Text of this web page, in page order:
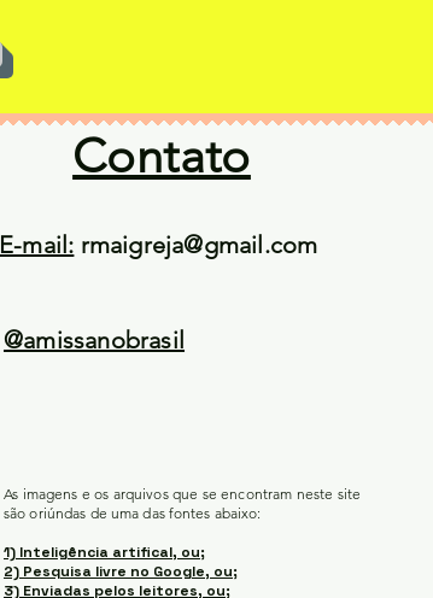
Contato
E-mail: rmaigreja@gmail.com
@amissanobrasil
As imagens e os arquivos que se encontram neste site
são oriúndas de uma das fontes abaixo:
1) Inteligência artifical, ou;
2) Pesquisa livre no Google, ou;
3) Enviadas pelos leitores, ou;